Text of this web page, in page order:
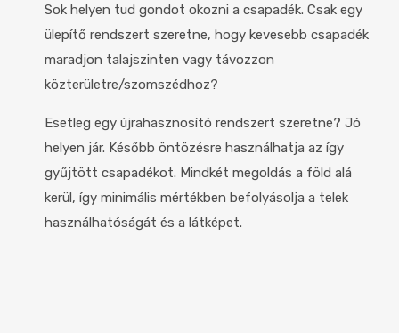
Sok helyen tud gondot okozni a csapadék. Csak egy
ülepítő rendszert szeretne, hogy kevesebb csapadék
maradjon talajszinten vagy távozzon
közterületre/szomszédhoz?
Esetleg egy újrahasznosító rendszert szeretne? Jó
helyen jár. Később öntözésre használhatja az így
gyűjtött csapadékot. Mindkét megoldás a föld alá
kerül, így minimális mértékben befolyásolja a telek
használhatóságát és a látképet.